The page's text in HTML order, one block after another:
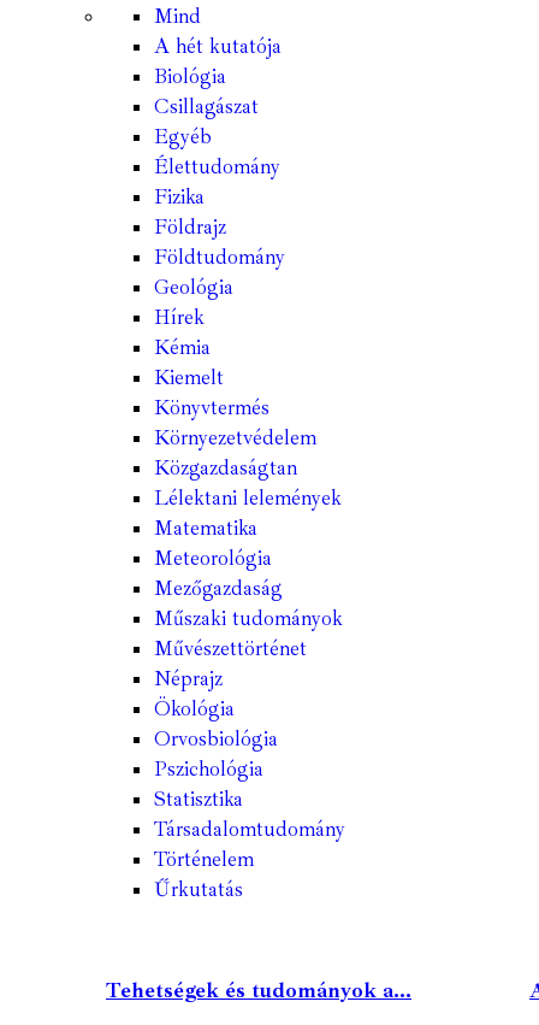
Mind
A hét kutatója
Biológia
Csillagászat
Egyéb
Élettudomány
Fizika
Földrajz
Földtudomány
Geológia
Hírek
Kémia
Kiemelt
Könyvtermés
Környezetvédelem
Közgazdaságtan
Lélektani lelemények
Matematika
Meteorológia
Mezőgazdaság
Műszaki tudományok
Művészettörténet
Néprajz
Ökológia
Orvosbiológia
Pszichológia
Statisztika
Társadalomtudomány
Történelem
Űrkutatás
Tehetségek és tudományok a...